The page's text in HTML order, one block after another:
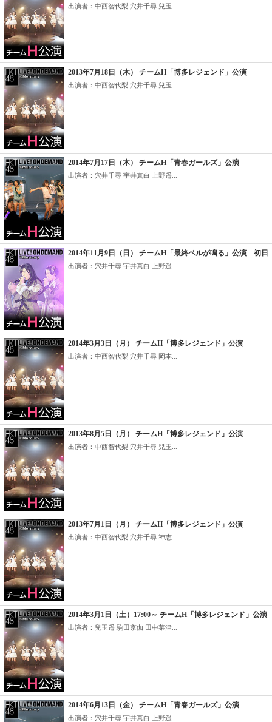
出演者：中西智代梨 穴井千尋 兒玉...
2013年7月18日（木） チームH「博多レジェンド」公演
出演者：中西智代梨 穴井千尋 兒玉...
2014年7月17日（木） チームH「青春ガールズ」公演
出演者：穴井千尋 宇井真白 上野遥...
2014年11月9日（日） チームH「最終ベルが鳴る」公演 初日
出演者：穴井千尋 宇井真白 上野遥...
2014年3月3日（月） チームH「博多レジェンド」公演
出演者：中西智代梨 穴井千尋 岡本...
2013年8月5日（月） チームH「博多レジェンド」公演
出演者：中西智代梨 穴井千尋 兒玉...
2013年7月1日（月） チームH「博多レジェンド」公演
出演者：中西智代梨 穴井千尋 神志...
2014年3月1日（土）17:00～ チームH「博多レジェンド」公演
出演者：兒玉遥 駒田京伽 田中菜津...
2014年6月13日（金） チームH「青春ガールズ」公演
出演者：穴井千尋 宇井真白 上野遥...